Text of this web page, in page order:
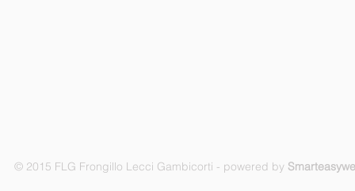
© 2015 FLG Frongillo Lecci Gambicorti - powered by